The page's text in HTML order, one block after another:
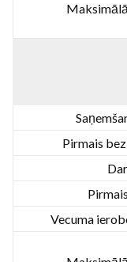
Pirmais
Vecuma